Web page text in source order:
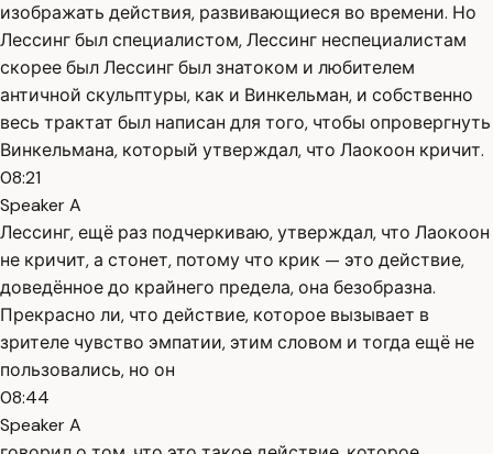
изображать действия, развивающиеся во времени. Но
Лессинг был специалистом, Лессинг неспециалистам
скорее был Лессинг был знатоком и любителем
античной скульптуры, как и Винкельман, и собственно
весь трактат был написан для того, чтобы опровергнуть
Винкельмана, который утверждал, что Лаокоон кричит.
08:21
Speaker A
Лессинг, ещё раз подчеркиваю, утверждал, что Лаокоон
не кричит, а стонет, потому что крик — это действие,
доведённое до крайнего предела, она безобразна.
Прекрасно ли, что действие, которое вызывает в
зрителе чувство эмпатии, этим словом и тогда ещё не
пользовались, но он
08:44
Speaker A